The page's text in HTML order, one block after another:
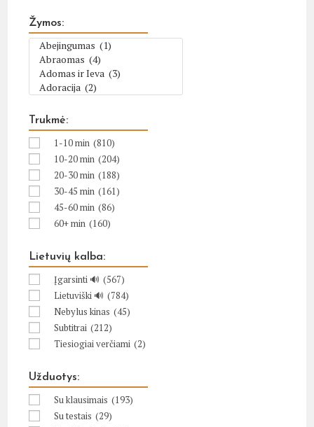
Žymos:
Trukmė:
1-10 min (810)
10-20 min (204)
20-30 min (188)
30-45 min (161)
45-60 min (86)
60+ min (160)
Lietuvių kalba:
Įgarsinti 🔊 (567)
Lietuviški 🔊 (784)
Nebylus kinas (45)
Subtitrai (212)
Tiesiogiai verčiami (2)
Užduotys:
Su klausimais (193)
Su testais (29)